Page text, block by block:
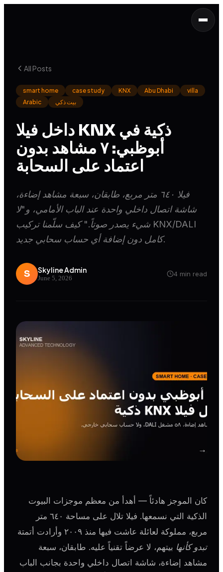
All Posts
smart home case study KNX Abu Dhabi
villa
Arabic
بيت ذكي
داخل فيلا KNX ذكية في
أبوظبي: ٧ مشاهد بدون
اعتماد على السحابة
فيلا ٦٤٠ متر مربع، طابقان، سبعة مشاهد إضاءة،
شاشة اتصال داخلي واحدة عند الباب الأمامي، و"لا
شيء يصدر صوتاً." كيف سلّمنا تركيب KNX/DALI
كامل دون إضافة أي حساب سحابي جديد.
S Skyline Admin
June 5, 2026
4 min read
كان الموجز هادئاً — أهدأ من معظم موجزات البيوت
الذكية التي نسمعها. فيلا تلال على مساحة ٦٤٠ متر
مربع، مملوكة لعائلة عاشت فيها منذ ٢٠٠٩ وأرادت أتمتة
تبدو كأنها بيتهم، لا عرضاً تقنياً عليه. طابقان، سبعة
مشاهد إضاءة، شاشة اتصال داخلي واحدة بجانب الباب